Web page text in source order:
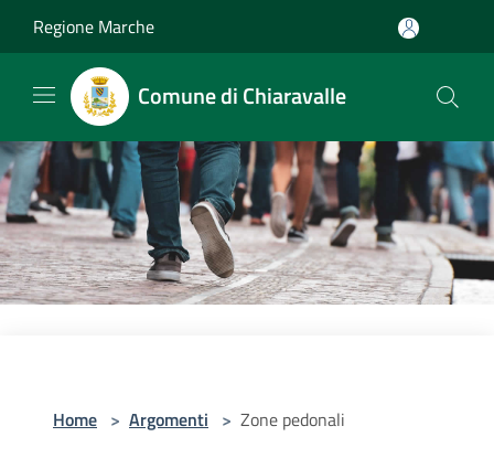
Regione Marche
Comune di Chiaravalle
Home > Argomenti > Zone pedonali